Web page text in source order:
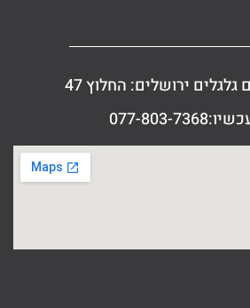
גלגלים ירושלים: החלוץ 47
803-7368